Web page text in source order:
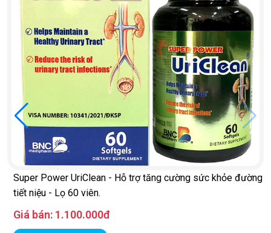
Super Power UriClean - Hỗ trợ tăng cường sức khỏe đường
tiết niệu - Lọ 60 viên.
Giá bán: 1.100.000đ